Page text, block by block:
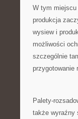
W tym
produkcja
wysiew i
możliwości
szczególnie
przygotowanie
Palety-
także wyraźny